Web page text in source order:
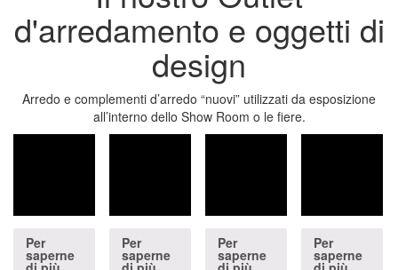
d'arredamento e oggetti di
design
Arredo e complementi d’arredo “nuovi” utilizzati da esposizione
all’interno dello Show Room o le fiere.
Per
saperne
Per
saperne
Per
saperne
Per
saperne